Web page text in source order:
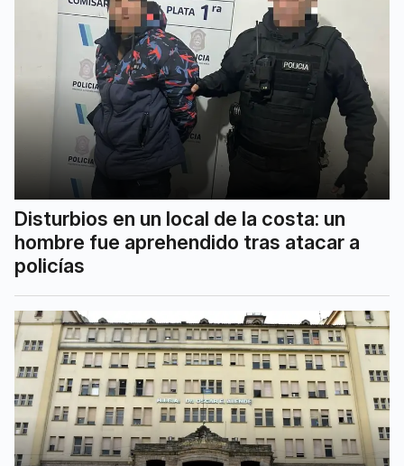
Disturbios en un local de la costa: un
hombre fue aprehendido tras atacar a
policías